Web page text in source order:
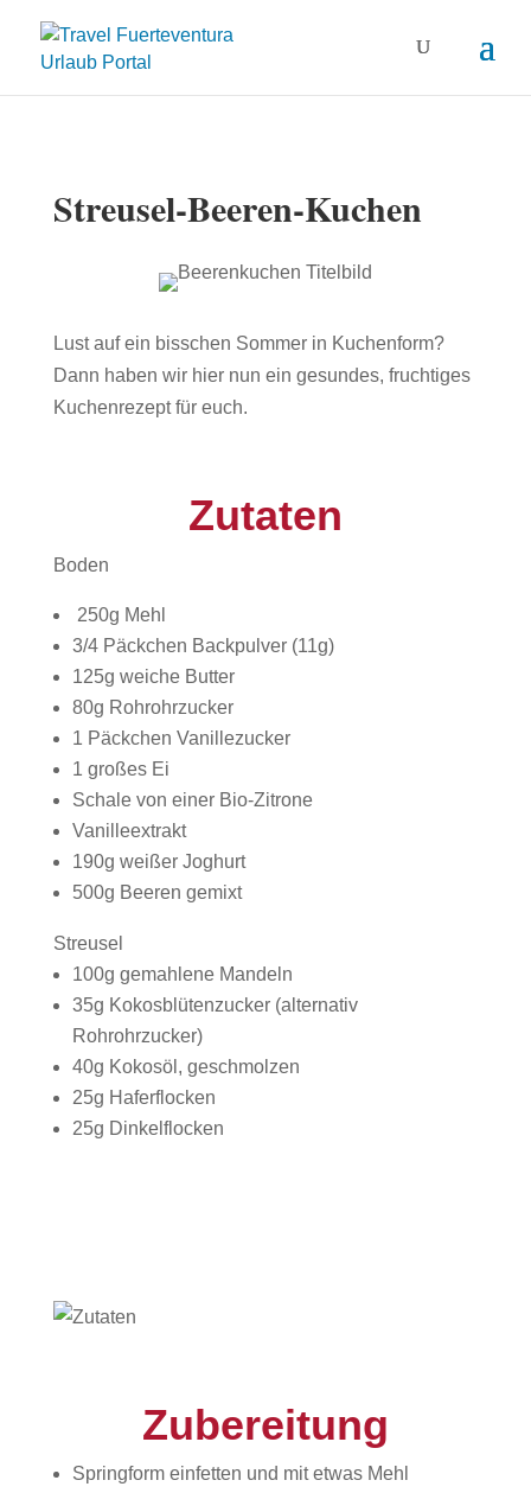
Streusel-Beeren-Kuchen
Lust auf ein bisschen Sommer in Kuchenform?
Dann haben wir hier nun ein gesundes, fruchtiges
Kuchenrezept für euch.
Zutaten
Boden
250g Mehl
3/4 Päckchen Backpulver (11g)
125g weiche Butter
80g Rohrohrzucker
1 Päckchen Vanillezucker
1 großes Ei
Schale von einer Bio-Zitrone
Vanilleextrakt
190g weißer Joghurt
500g Beeren gemixt
Streusel
100g gemahlene Mandeln
35g Kokosblütenzucker (alternativ
Rohrohrzucker)
40g Kokosöl, geschmolzen
25g Haferflocken
25g Dinkelflocken
Zubereitung
Springform einfetten und mit etwas Mehl